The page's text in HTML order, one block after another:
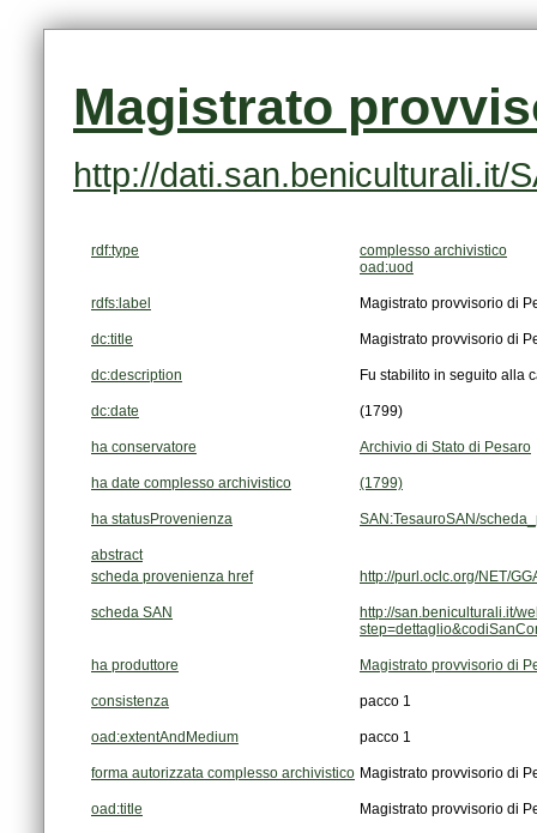
Magistrato
http://dati.san.beniculturali.it/
rdf:type
complesso archivistico
oad:uod
rdfs:label Magistrato provvisorio di
dc:title Magistrato provvisorio di
dc:description Fu stabilito in seguito alla
dc:date (1799)
ha conservatore Archivio di Stato di Pesaro
ha date complesso archivistico (1799)
ha statusProvenienza SAN:TesauroSAN/
abstract
scheda provenienza href
http://purl.oclc.org/NET/
scheda SAN
ha produttore Magistrato provvisorio di
consistenza pacco 1
oad:extentAndMedium pacco 1
forma autorizzata complesso archivistico Magistrato provvisorio di
oad:title Magistrato provvisorio di